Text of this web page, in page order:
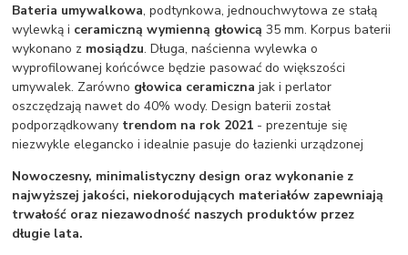
Bateria umywalkowa, podtynkowa, jednouchwytowa ze stałą
wylewką i ceramiczną wymienną głowicą 35 mm. Korpus baterii
wykonano z mosiądzu. Długa, naścienna wylewka o
wyprofilowanej końcówce będzie pasować do większości
umywalek. Zarówno głowica ceramiczna jak i perlator
oszczędzają nawet do 40% wody. Design baterii został
podporządkowany trendom na rok 2021 - prezentuje się
niezwykle elegancko i idealnie pasuje do łazienki urządzonej
Nowoczesny, minimalistyczny design oraz wykonanie z
najwyższej jakości, niekorodujących materiałów zapewniają
trwałość oraz niezawodność naszych produktów przez
długie lata.